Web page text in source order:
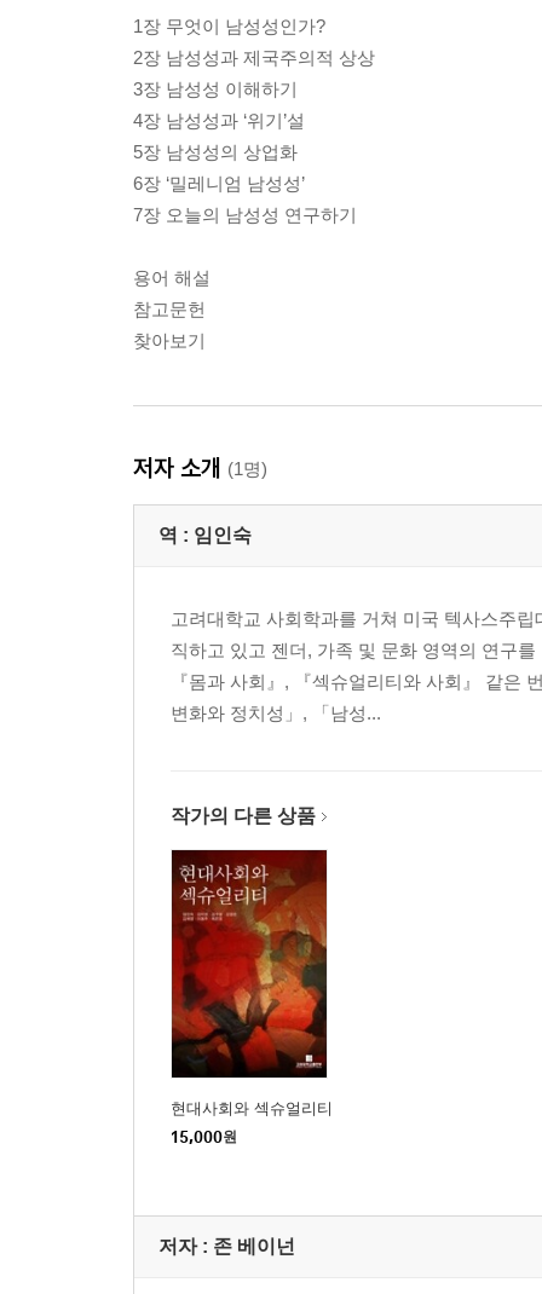
1장 무엇이 남성성인가?
2장 남성성과 제국주의적 상상
3장 남성성 이해하기
4장 남성성과 ‘위기’설
5장 남성성의 상업화
6장 ‘밀레니엄 남성성’
7장 오늘의 남성성 연구하기
용어 해설
참고문헌
찾아보기
저자 소개 (1명)
역 : 임인숙
고려대학교 사회학과를 거쳐 미국 텍사스주
직하고 있고 젠더, 가족 및 문화 영역의 연구
『몸과 사회』, 『섹슈얼리티와 사회』 같은
변화와 정치성」, 「남성...
작가의 다른 상품
현대사회와 섹슈얼리티
15,000원
저자 : 존 베이넌